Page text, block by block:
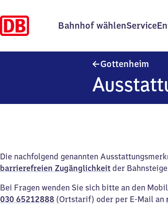
Bahnhof wählenService
Gottenheim
Die nachfolgend genannten
barrierefreien Zugänglichkeit der
Bei Fragen wenden Sie sich bitte an den
030 65212888 (Ortstarif) oder per E-Mail an